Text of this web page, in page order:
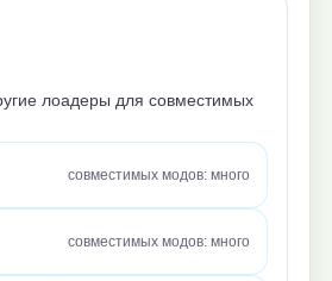
лоадеры для совместимых
совместимых модов: много
совместимых модов: много